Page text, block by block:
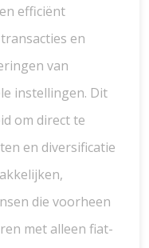
efficiënt
en
van
instellingen. Dit
om direct te
en diversificatie
die voorheen
met alleen fiat-